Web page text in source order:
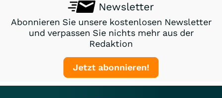
Newsletter
Abonnieren Sie unsere kostenlosen Newsletter
und verpassen Sie nichts mehr aus der
Redaktion
Jetzt abonnieren!